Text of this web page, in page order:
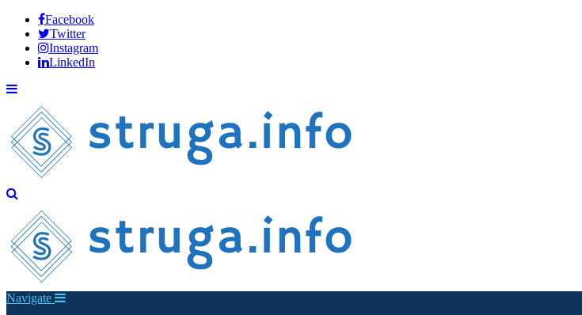
Facebook
Twitter
Instagram
LinkedIn
Navigate